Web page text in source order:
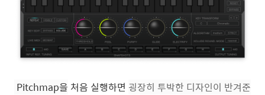
Pitchmap을 처음 실행하면 굉장히 투박한 디자인이 반겨준